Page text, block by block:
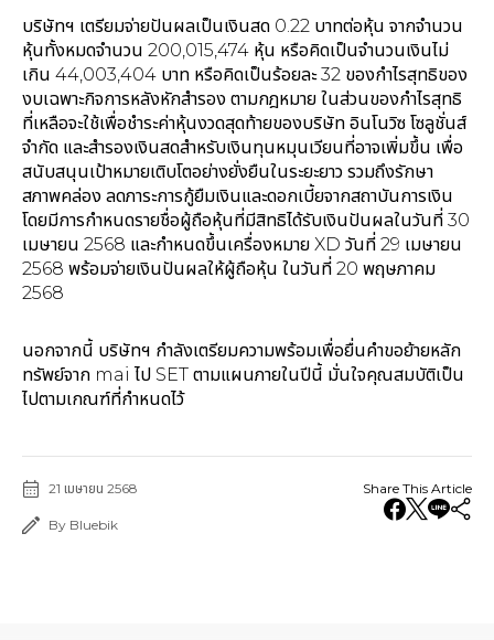
บริษัทฯ เตรียมจ่ายปันผลเป็นเงินสด 0.22 บาทต่อหุ้น จากจำนวน
หุ้นทั้งหมดจำนวน 200,015,474 หุ้น หรือคิดเป็นจำนวนเงินไม่
เกิน 44,003,404 บาท หรือคิดเป็นร้อยละ 32 ของกำไรสุทธิของ
งบเฉพาะกิจการหลังหักสำรอง ตามกฎหมาย ในส่วนของกำไรสุทธิ
ที่เหลือจะใช้เพื่อชำระค่าหุ้นงวดสุดท้ายของบริษัท อินโนวิซ โซลูชั่นส์
จำกัด และสำรองเงินสดสำหรับเงินทุนหมุนเวียนที่อาจเพิ่มขึ้น เพื่อ
สนับสนุนเป้าหมายเติบโตอย่างยั่งยืนในระยะยาว รวมถึงรักษา
สภาพคล่อง ลดภาระการกู้ยืมเงินและดอกเบี้ยจากสถาบันการเงิน
โดยมีการกำหนดรายชื่อผู้ถือหุ้นที่มีสิทธิได้รับเงินปันผลในวันที่ 30
เมษายน 2568 และกำหนดขึ้นเครื่องหมาย XD วันที่ 29 เมษายน
2568 พร้อมจ่ายเงินปันผลให้ผู้ถือหุ้น ในวันที่ 20 พฤษภาคม
2568
นอกจากนี้ บริษัทฯ กำลังเตรียมความพร้อมเพื่อยื่นคำขอย้ายหลัก
ทรัพย์จาก mai ไป SET ตามแผนภายในปีนี้ มั่นใจคุณสมบัติเป็น
ไปตามเกณฑ์ที่กำหนดไว้
21 เมษายน 2568
By Bluebik
Share This Article